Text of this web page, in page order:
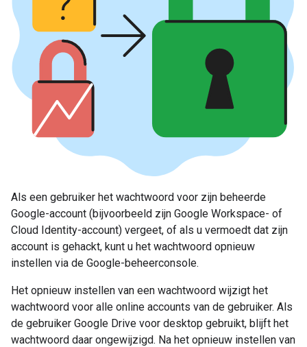
Als een gebruiker het wachtwoord voor zijn beheerde
Google-account (bijvoorbeeld zijn Google Workspace- of
Cloud Identity-account) vergeet, of als u vermoedt dat zijn
account is gehackt, kunt u het wachtwoord opnieuw
instellen via de Google-beheerconsole.
Het opnieuw instellen van een wachtwoord wijzigt het
wachtwoord voor alle online accounts van de gebruiker. Als
de gebruiker Google Drive voor desktop gebruikt, blijft het
wachtwoord daar ongewijzigd. Na het opnieuw instellen van